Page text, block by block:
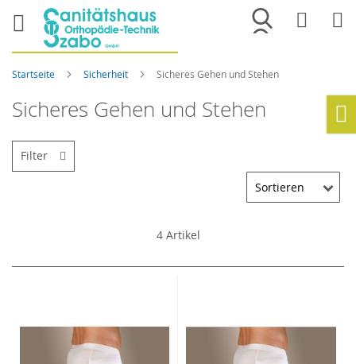
Merkliste
Startseite Sicherheit Sicheres Gehen und Stehen
Sicheres Gehen und Stehen
4Artikel
Filter